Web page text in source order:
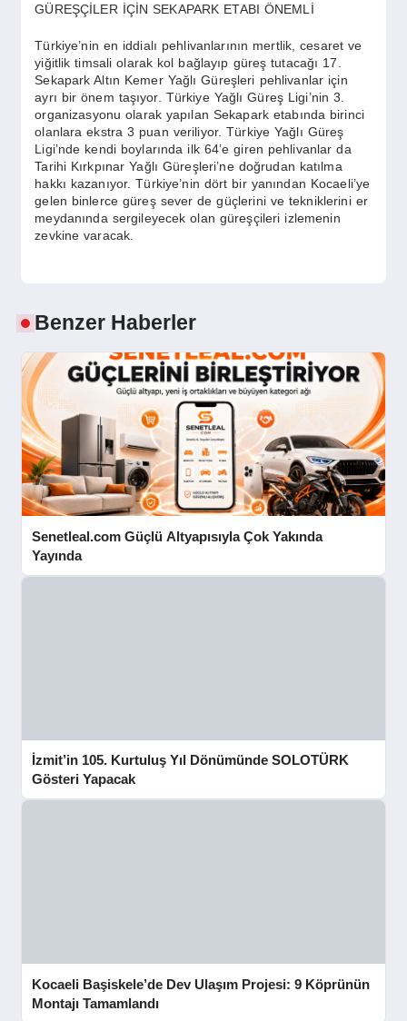
GÜREŞÇİLER İÇİN SEKAPARK ETABI ÖNEMLİ
Türkiye’nin en iddialı pehlivanlarının mertlik, cesaret ve
yiğitlik timsali olarak kol bağlayıp güreş tutacağı 17.
Sekapark Altın Kemer Yağlı Güreşleri pehlivanlar için
ayrı bir önem taşıyor. Türkiye Yağlı Güreş Ligi’nin 3.
organizasyonu olarak yapılan Sekapark etabında birinci
olanlara ekstra 3 puan veriliyor. Türkiye Yağlı Güreş
Ligi’nde kendi boylarında ilk 64’e giren pehlivanlar da
Tarihi Kırkpınar Yağlı Güreşleri’ne doğrudan katılma
hakkı kazanıyor. Türkiye’nin dört bir yanından Kocaeli’ye
gelen binlerce güreş sever de güçlerini ve tekniklerini er
meydanında sergileyecek olan güreşçileri izlemenin
zevkine varacak.
Benzer Haberler
Senetleal.com Güçlü Altyapısıyla Çok Yakında
Yayında
İzmit’in 105. Kurtuluş Yıl Dönümünde SOLOTÜRK
Gösteri Yapacak
Kocaeli Başiskele’de Dev Ulaşım Projesi: 9 Köprünün
Montajı Tamamlandı